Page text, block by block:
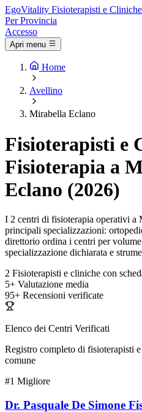
EgoVitality Fisioterapisti e
Per Provincia
Accesso
Apri menu
Home
Avellino
Mirabella Eclano
Fisioterapisti e
Fisioterapia a
Eclano (2026)
I 2 centri di fisioterapia operativi a
principali specializzazioni:
direttorio ordina i centri per
specializzazione dichiarata e
2 Fisioterapisti e cliniche con
5+ Valutazione media
95+ Recensioni verificate
Elenco dei Centri Verificati
Registro completo di fisioterapisti
comune
#1 Migliore
Dr. Pasquale De Simone